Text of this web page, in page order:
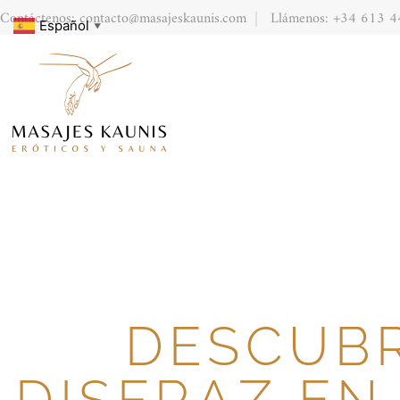
Contáctenos: contacto@masajeskaunis.com Llámenos: +34 613
Español ▼